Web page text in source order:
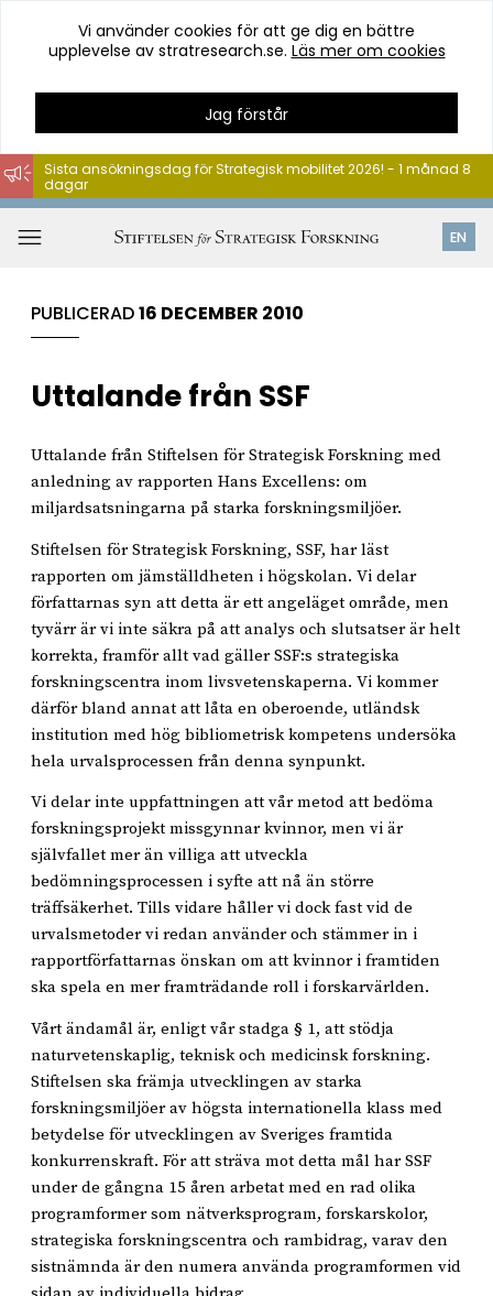
Hoppa
till
innehåll
Vi använder cookies för att ge dig en bättre
upplevelse av stratresearch.se. Läs mer om cookies
Jag förstår
EN
Sista ansökningsdag för Strategisk mobilitet 2026! - 1 månad 8
dagar
PUBLICERAD16 DECEMBER 2010
Uttalande från SSF
Uttalande från Stiftelsen för Strategisk Forskning med
anledning av rapporten Hans Excellens: om
miljardsatsningarna på starka forskningsmiljöer.
Stiftelsen för Strategisk Forskning, SSF, har läst
rapporten om jämställdheten i högskolan. Vi delar
författarnas syn att detta är ett angeläget område, men
tyvärr är vi inte säkra på att analys och slutsatser är helt
korrekta, framför allt vad gäller SSF:s strategiska
forskningscentra inom livsvetenskaperna. Vi kommer
därför bland annat att låta en oberoende, utländsk
institution med hög bibliometrisk kompetens undersöka
hela urvalsprocessen från denna synpunkt.
Vi delar inte uppfattningen att vår metod att bedöma
forskningsprojekt missgynnar kvinnor, men vi är
självfallet mer än villiga att utveckla
bedömningsprocessen i syfte att nå än större
träffsäkerhet. Tills vidare håller vi dock fast vid de
urvalsmetoder vi redan använder och stämmer in i
rapportförfattarnas önskan om att kvinnor i framtiden
ska spela en mer framträdande roll i forskarvärlden.
Vårt ändamål är, enligt vår stadga § 1, att stödja
naturvetenskaplig, teknisk och medicinsk forskning.
Stiftelsen ska främja utvecklingen av starka
forskningsmiljöer av högsta internationella klass med
betydelse för utvecklingen av Sveriges framtida
konkurrenskraft. För att sträva mot detta mål har SSF
under de gångna 15 åren arbetat med en rad olika
programformer som nätverksprogram, forskarskolor,
strategiska forskningscentra och rambidrag, varav den
sistnämnda är den numera använda programformen vid